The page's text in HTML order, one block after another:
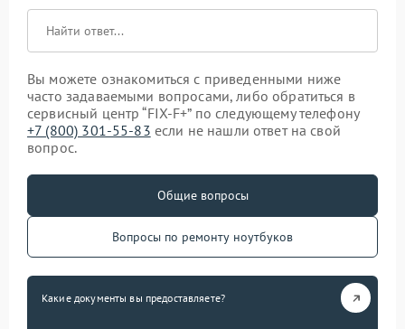
Вы можете ознакомиться с приведенными ниже
часто задаваемыми вопросами, либо обратиться в
сервисный центр “FIX-F+” по следующему телефону
+7 (800) 301-55-83 если не нашли ответ на свой
вопрос.
Общие вопросы
Вопросы по ремонту ноутбуков
Какие документы вы предоставляете?